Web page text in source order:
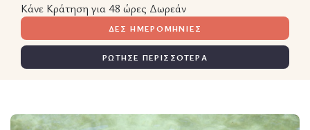
Κάνε Κράτηση για 48 ώρες Δωρεάν
ΔΕΣ ΗΜΕΡΟΜΗΝΙΕΣ
ΡΩΤΗΣΕ ΠΕΡΙΣΣΟΤΕΡΑ